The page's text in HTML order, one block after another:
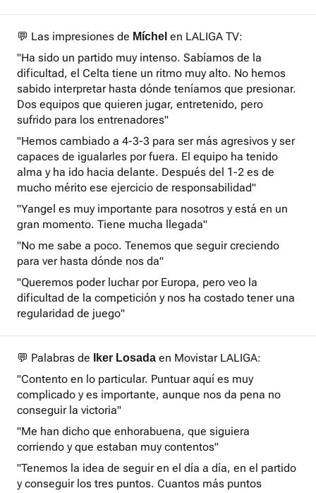
💬 Las impresiones de Míchel en LALIGA TV:
"Ha sido un partido muy intenso. Sabíamos de la
dificultad, el Celta tiene un ritmo muy alto. No hemos
sabido interpretar hasta dónde teníamos que presionar.
Dos equipos que quieren jugar, entretenido, pero
sufrido para los entrenadores"
"Hemos cambiado a 4-3-3 para ser más agresivos y ser
capaces de igualarles por fuera. El equipo ha tenido
alma y ha ido hacia delante. Después del 1-2 es de
mucho mérito ese ejercicio de responsabilidad"
"Yangel es muy importante para nosotros y está en un
gran momento. Tiene mucha llegada"
"No me sabe a poco. Tenemos que seguir creciendo
para ver hasta dónde nos da"
"Queremos poder luchar por Europa, pero veo la
dificultad de la competición y nos ha costado tener una
regularidad de juego"
💬 Palabras de Iker Losada en Movistar LALIGA:
"Contento en lo particular. Puntuar aquí es muy
complicado y es importante, aunque nos da pena no
conseguir la victoria"
"Me han dicho que enhorabuena, que siguiera
corriendo y que estaban muy contentos"
"Tenemos la idea de seguir en el día a día, en el partido
y conseguir los tres puntos. Cuantos más puntos